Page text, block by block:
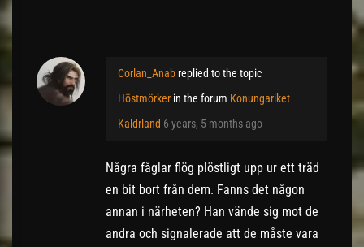
Corlan_Anab replied to the topic
Höstmörker in the forum Konungariket
Kaldrland 6 years, 5 months ago
Några fåglar flög plöstligt upp ur ett träd
en bit bort från dem. Fanns det någon
annan i närheten? Han vände sig mot de
andra och signalerade att de måste vara